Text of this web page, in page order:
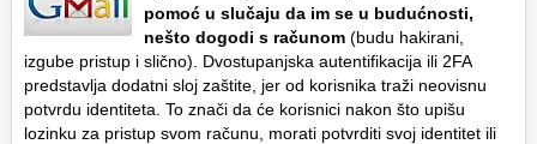
pomoć u slučaju da im se u budućnosti,
nešto dogodi s računom (budu hakirani,
izgube pristup i slično). Dvostupanjska autentifikacija ili 2FA
predstavlja dodatni sloj zaštite, jer od korisnika traži neovisnu
potvrdu identiteta. To znači da će korisnici nakon što upišu
lozinku za pristup svom računu, morati potvrditi svoj identitet ili